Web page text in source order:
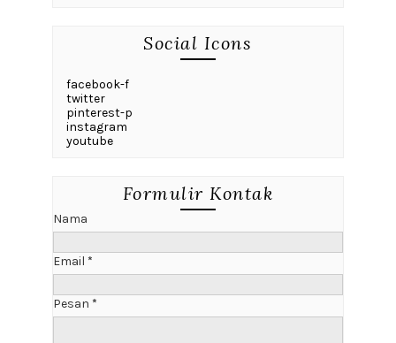
Social Icons
facebook-f
twitter
pinterest-p
instagram
youtube
Formulir Kontak
Nama
Email *
Pesan *